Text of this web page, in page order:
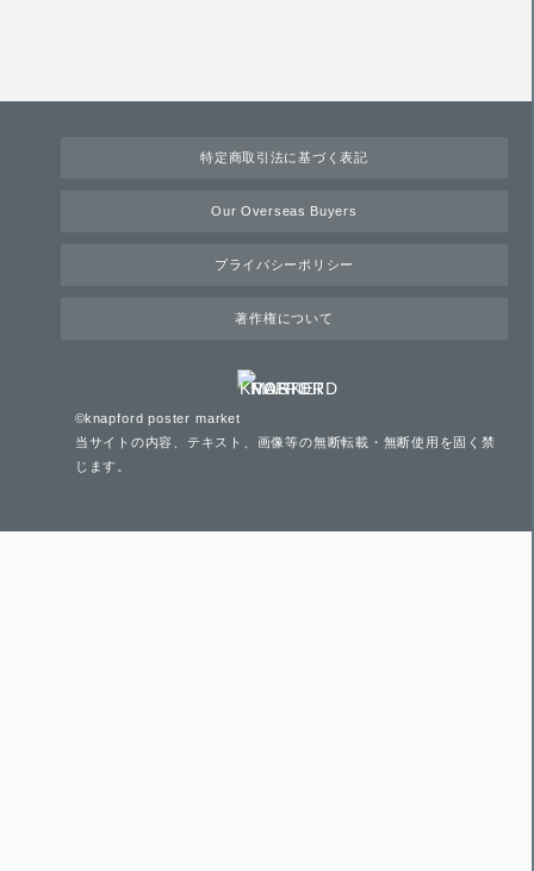
特定商取引法に基づく表記
Our Overseas Buyers
プライバシーポリシー
著作権について
©knapford poster market
当サイトの内容、テキスト、画像等の無断転載・無断使用を固く禁
じます。